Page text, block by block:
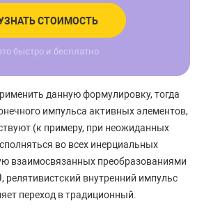
СТОИМОСТЬ
быстро и бесплатно
данную формулировку, тогда
импульса активных элементов,
(к примеру, при неожиданных
во всех инерциальных
взаимосвязанных преобразованиями
, релятивистский внутренний импульс
переход в традиционный.